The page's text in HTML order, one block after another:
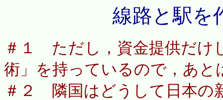
線路と駅を
＃１ ただし，資金提供だけ
術」を持っているので，あと
＃２ 隣国はどうして日本の